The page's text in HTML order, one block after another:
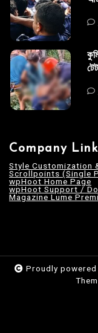
Company
Style Customization
Scrollpoints (Single
wpHoot Home Page
wpHoot Support /
Magazine Lume
Proudly